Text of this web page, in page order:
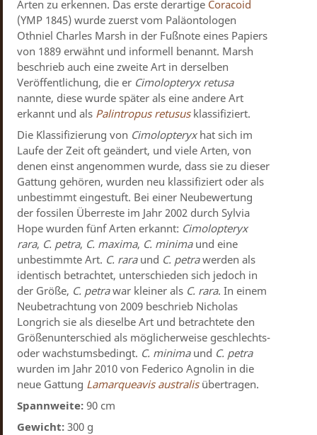
Arten zu erkennen. Das erste derartige Coracoid
(YMP 1845) wurde zuerst vom Paläontologen
Othniel Charles Marsh in der Fußnote eines Papiers
von 1889 erwähnt und informell benannt. Marsh
beschrieb auch eine zweite Art in derselben
Veröffentlichung, die er Cimolopteryx retusa
nannte, diese wurde später als eine andere Art
erkannt und als Palintropus retususklassifiziert.
Die Klassifizierung von Cimolopteryxhat sich im
Laufe der Zeit oft geändert, und viele Arten, von
denen einst angenommen wurde, dass sie zu dieser
Gattung gehören, wurden neu klassifiziert oder als
unbestimmt eingestuft. Bei einer Neubewertung
der fossilen Überreste im Jahr 2002 durch Sylvia
Hope wurden fünf Arten erkannt: Cimolopteryx
rara, C. petra, C. maxima, C. minimaund eine
unbestimmte Art. C. raraund C. petrawerden als
identisch betrachtet, unterschieden sich jedoch in
der Größe, C. petrawar kleiner als C. rara. In einem
Neubetrachtung von 2009 beschrieb Nicholas
Longrich sie als dieselbe Art und betrachtete den
Größenunterschied als möglicherweise geschlechts-
oder wachstumsbedingt. C. minimaund C. petra
wurden im Jahr 2010 von Federico Agnolin in die
neue Gattung Lamarqueavis australisübertragen.
Spannweite: 90 cm
Gewicht: 300 g